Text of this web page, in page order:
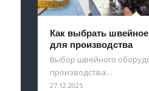
Как выбрать
для производства
Выбор швейного
производства…
27.12.2025